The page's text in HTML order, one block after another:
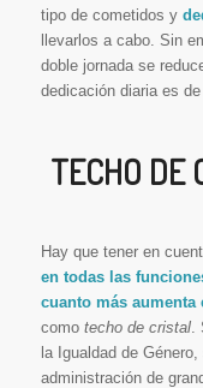
tipo de cometidos y
llevarlos a cabo. Sin
doble jornada se
dedicación diaria es
TECHO DE
Hay que tener en
en todas las
cuanto más aumenta
como techo de cristal.
la Igualdad de
administración de